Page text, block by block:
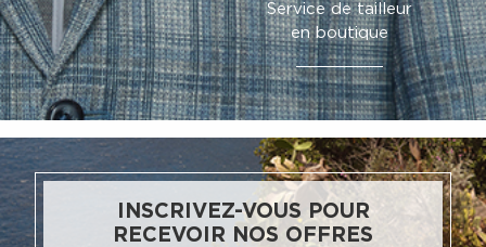
Service de tailleur
en boutique
INSCRIVEZ-VOUS POUR
RECEVOIR NOS OFFRES